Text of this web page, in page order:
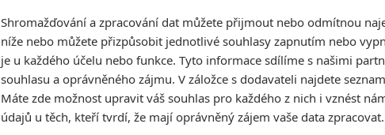
Co myslíte, spadá restovaná mořská panna
do pescetariánského jídelníčku nebo je to
kanibalismus?
Shromažďování a zpracování dat můžete přijmout nebo odmítnou
níže nebo můžete přizpůsobit jednotlivé souhlasy zapnutím nebo
je u každého účelu nebo funkce. Tyto informace sdílíme s našimi
souhlasu a oprávněného zájmu. V záložce s dodavateli najdete
Máte zde možnost upravit váš souhlas pro každého z nich i vznést
údajů u těch, kteří tvrdí, že mají oprávněný zájem vaše data zpracovat.